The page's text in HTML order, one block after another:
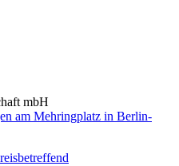
mbH
am Mehringplatz in Berlin-